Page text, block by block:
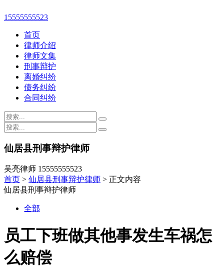
15555555523
首页
律师介绍
律师文集
刑事辩护
离婚纠纷
债务纠纷
合同纠纷
仙居县刑事辩护律师
吴亮律师 15555555523
首页 > 仙居县刑事辩护律师 > 正文内容
仙居县刑事辩护律师
全部
员工下班做其他事发生车祸怎
么赔偿